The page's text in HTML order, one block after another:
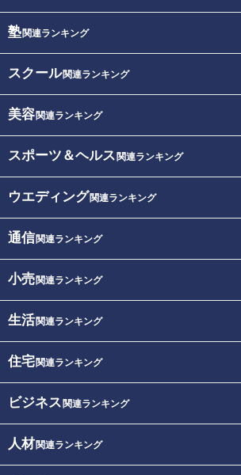
塾関連ランキング
スクール関連ランキング
美容関連ランキング
スポーツ＆ヘルス 関連ランキング
ウエディング関連ランキング
通信関連ランキング
小売関連ランキング
生活関連ランキング
住宅関連ランキング
ビジネス 関連ランキング
人材関連ランキング